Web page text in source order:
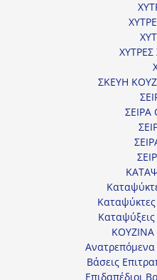
ΧΥΤΡΕΣ
ΣΚΕΥΗ
ΣΕΙΡΑ
ΚΟΥΖΙΝΑ
Ανατρεπόμενα
Βάσεις
Επιδαπέδιοι